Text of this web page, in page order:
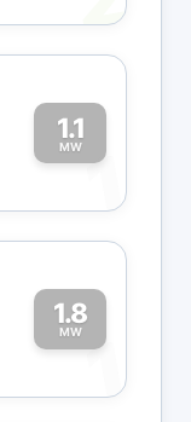
1.1
MW1
1.8
MW1